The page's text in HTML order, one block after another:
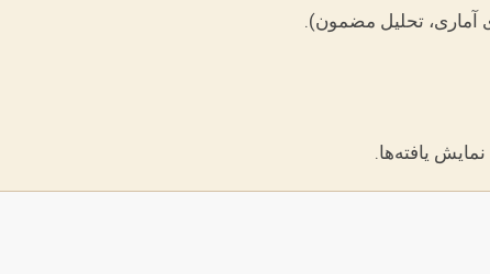
آماری، تحلیل مضمون).
یافته‌ها.